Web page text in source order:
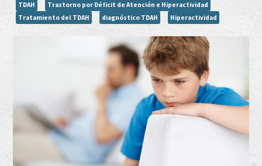
TDAH
Trastorno por Déficit de Atención e Hiperactividad
Tratamiento del TDAH
diagnóstico TDAH Hiperactividad